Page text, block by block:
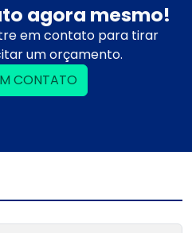
agora mesmo!
em contato para tirar
um orçamento.
CONTATO